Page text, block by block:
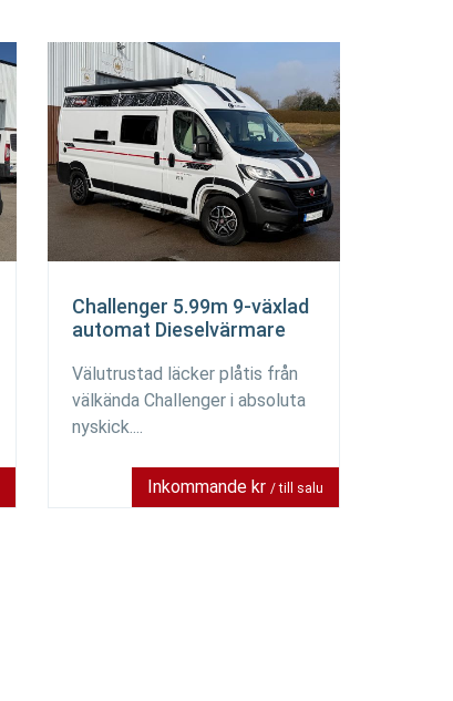
Challenger 5.99m 9-växlad
automat Dieselvärmare
Välutrustad läcker plåtis från
välkända Challenger i absoluta
nyskick....
Inkommande kr / till salu